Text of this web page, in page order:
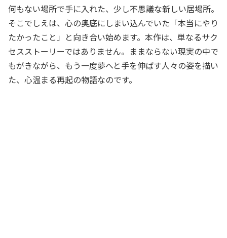
何もない場所で手に入れた、少し不思議な新しい居場所。
そこでしえは、心の奥底にしまい込んでいた「本当にやり
たかったこと」と向き合い始めます。本作は、単なるサク
セスストーリーではありません。ままならない現実の中で
もがきながら、もう一度夢へと手を伸ばす人々の姿を描い
た、心温まる再起の物語なのです。